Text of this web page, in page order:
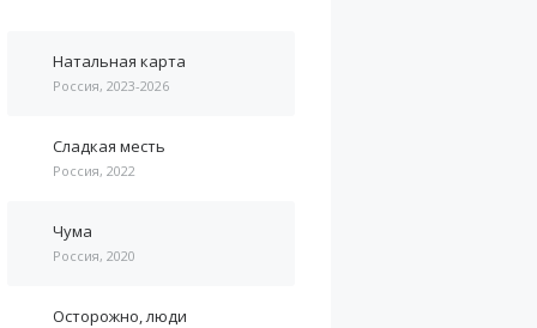
Натальная карта
Россия, 2023-2026
Сладкая месть
Россия, 2022
Чума
Россия, 2020
Осторожно, люди